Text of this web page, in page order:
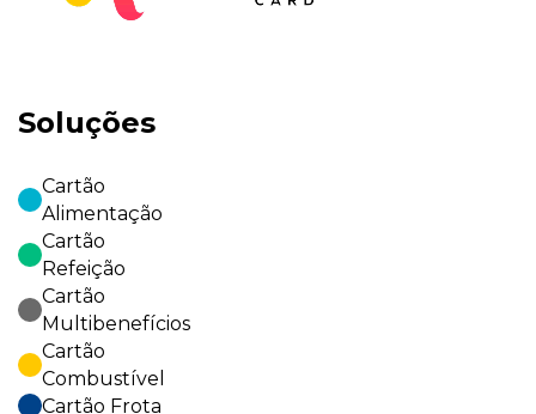
Soluções
Cartão
Alimentação
Cartão
Refeição
Cartão
Multibenefícios
Cartão
Combustível
Cartão Frota